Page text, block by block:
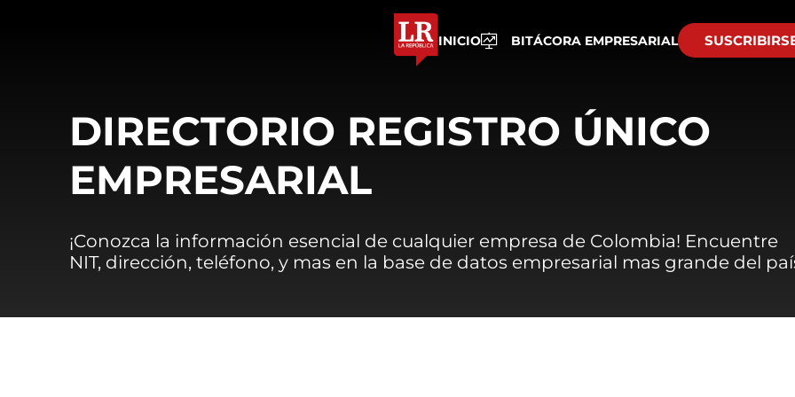
INICIO BITÁCORA EMPRESARIAL
DIRECTORIO REGISTRO ÚNICO
EMPRESARIAL
¡Conozca la información esencial de cualquier empresa de Colombia! Encuentre
NIT, dirección, teléfono, y mas en la base de datos empresarial mas grande del